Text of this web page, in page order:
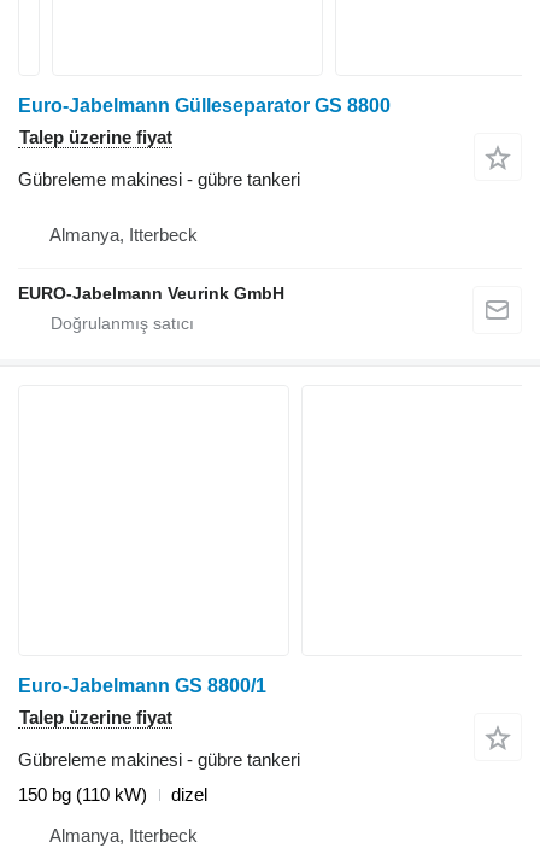
Euro-Jabelmann Gülleseparator GS 8800
Talep üzerine fiyat
Gübreleme makinesi - gübre tankeri
Almanya, Itterbeck
EURO-Jabelmann Veurink GmbH
Euro-Jabelmann GS 8800/1
Talep üzerine fiyat
Gübreleme makinesi - gübre tankeri
150 bg (110 kW)
dizel
Almanya, Itterbeck